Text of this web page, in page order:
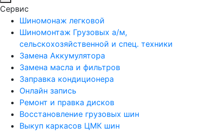
Сервис
Шиномонаж легковой
Шиномонтаж Грузовых а/м,
сельскохозяйственной и спец. техники
Замена Аккумулятора
Замена масла и фильтров
Заправка кондиционера
Онлайн запись
Ремонт и правка дисков
Восстановление грузовых шин
Выкуп каркасов ЦМК шин